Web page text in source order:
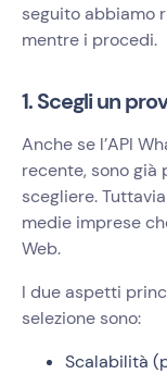
seguito abbiamo
mentre i procedi.
1. Scegli un
Anche se l’API
recente, sono
scegliere.
medie imprese
Web.
I due aspetti
selezione sono:
Scalabilità